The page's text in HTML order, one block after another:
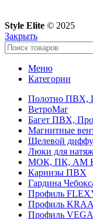
Style Elite © 2025
Закрыть
Меню
Категории
Полотно ПВХ,
ВетроМаг
Багет ПВХ,
Магнитные
Щелевой
Люки для
МОК, ПК, АМ
Карнизы ПВХ
Гардина
Профиль
Профиль
Профиль VEGA